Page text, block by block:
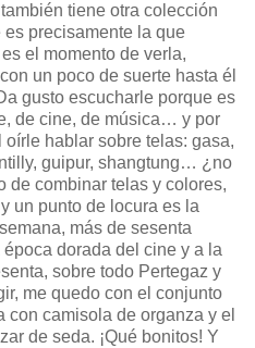
tiene otra colección
precisamente la que
el momento de verla,
un poco de suerte hasta él
gusto escucharle porque es
de cine, de música… y por
hablar sobre telas: gasa,
guipur, shangtung… ¿no
de combinar telas y colores,
un punto de locura es la
más de sesenta
dorada del cine y a la
sobre todo Pertegaz y
me quedo con el conjunto
camisola de organza y el
de seda. ¡Qué bonitos! Y